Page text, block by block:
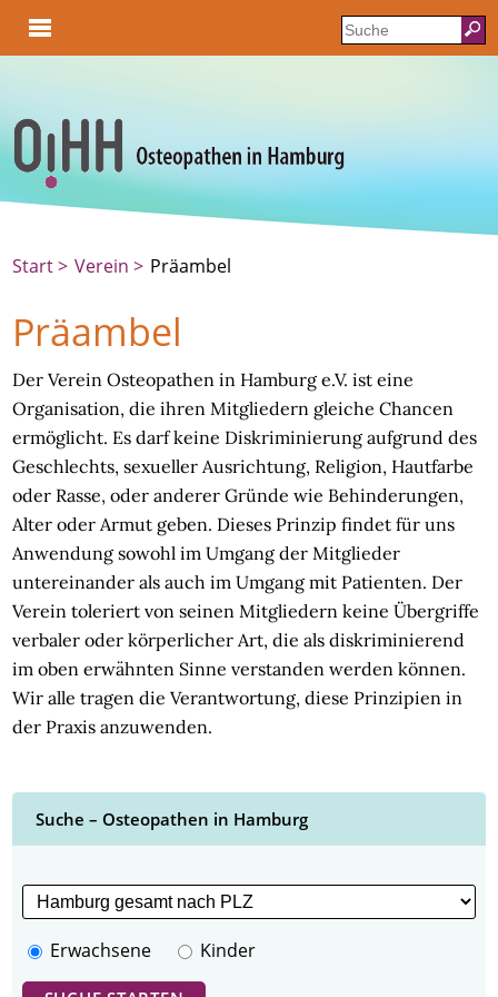
Start Verein Präambel
Präambel
Der Verein Osteopathen in Hamburg e.V. ist eine
Organisation, die ihren Mitgliedern gleiche Chancen
ermöglicht. Es darf keine Diskriminierung aufgrund des
Geschlechts, sexueller Ausrichtung, Religion, Hautfarbe
oder Rasse, oder anderer Gründe wie Behinderungen,
Alter oder Armut geben. Dieses Prinzip findet für uns
Anwendung sowohl im Umgang der Mitglieder
untereinander als auch im Umgang mit Patienten. Der
Verein toleriert von seinen Mitgliedern keine Übergriffe
verbaler oder körperlicher Art, die als diskriminierend
im oben erwähnten Sinne verstanden werden können.
Wir alle tragen die Verantwortung, diese Prinzipien in
der Praxis anzuwenden.
Suche – Osteopathen in Hamburg
Erwachsene Kinder